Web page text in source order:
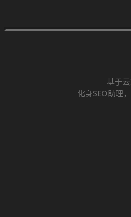
基于
化身SEO助理